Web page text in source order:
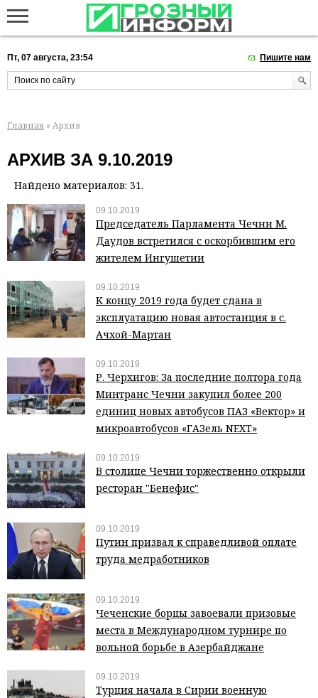
Пт, 07 августа, 23:54 Пишите нам
Главная » Архив
АРХИВ ЗА 9.10.2019
Найдено материалов: 31.
09.10.2019
Председатель Парламента Чечни М.
Даудов встретился с оскорбившим его
жителем Ингушетии
09.10.2019
К концу 2019 года будет сдана в
эксплуатацию новая автостанция в с.
Ачхой-Мартан
09.10.2019
Р. Черхигов: За последние полтора года
Минтранс Чечни закупил более 200
единиц новых автобусов ПАЗ «Вектор» и
микроавтобусов «ГАЗель NEXT»
09.10.2019
В столице Чечни торжественно открыли
ресторан "Бенефис"
09.10.2019
Путин призвал к справедливой оплате
труда медработников
09.10.2019
Чеченские борцы завоевали призовые
места в Международном турнире по
вольной борьбе в Азербайджане
09.10.2019
Турция начала в Сирии военную